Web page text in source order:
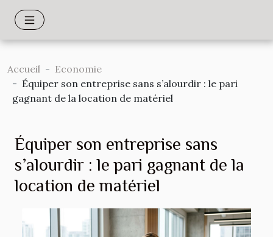
Accueil
Economie
Équiper son entreprise sans s’alourdir : le pari
gagnant de la location de matériel
Équiper son entreprise sans
s’alourdir : le pari gagnant de la
location de matériel